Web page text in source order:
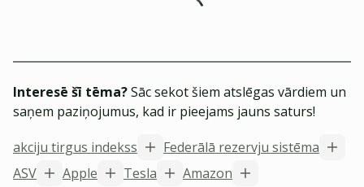
Interesē šī tēma?Sāc sekot šiem atslēgas vārdiem un
saņem paziņojumus, kad ir pieejams jauns saturs!
akciju tirgus indekss
Federālā rezervju sistēma
ASV
Apple Tesla Amazon